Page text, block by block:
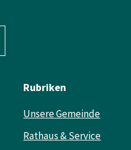
Rubriken
Unsere Gemeinde
Rathaus & Service